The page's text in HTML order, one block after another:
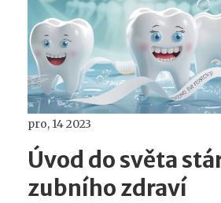
pro, 14 2023
Úvod do světa
zubního zdraví